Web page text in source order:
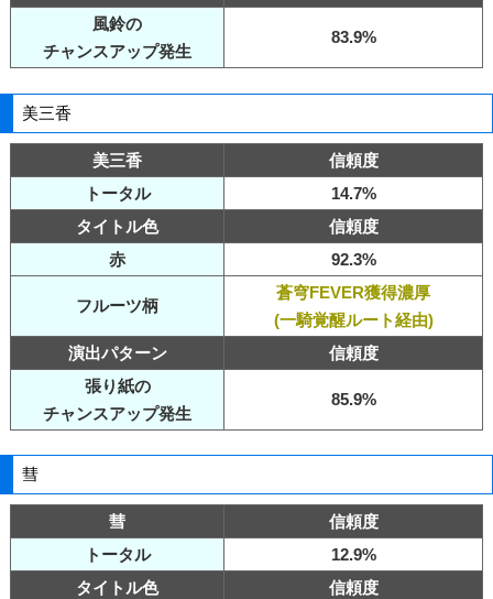
風鈴の
チャンスアップ発生
83.9%
美三香
美三香
信頼度
トータル
14.7%
タイトル色
信頼度
赤
92.3%
フルーツ柄
蒼穹FEVER獲得濃厚
(一騎覚醒ルート経由)
演出パターン
信頼度
張り紙の
チャンスアップ発生
85.9%
彗
彗
信頼度
トータル
12.9%
タイトル色
信頼度